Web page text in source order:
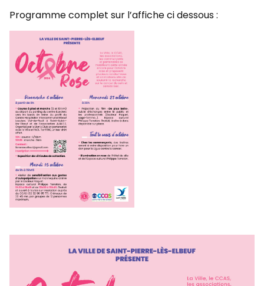
Programme complet sur l’affiche ci dessous :